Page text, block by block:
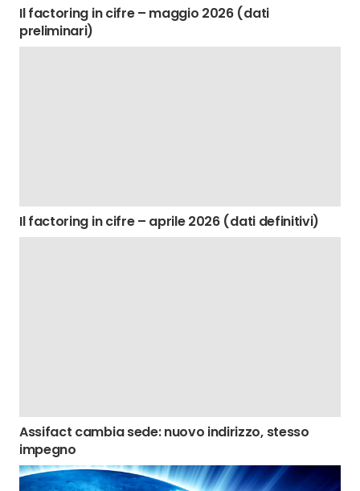
Il factoring in cifre – maggio 2026 (dati
preliminari)
Il factoring in cifre – aprile 2026 (dati definitivi)
Assifact cambia sede: nuovo indirizzo, stesso
impegno